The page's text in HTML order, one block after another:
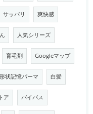
サッパリ 爽快感
人気シリーズ
育毛剤 Googleマップ
形状記憶パーマ 白髪
ア バイパス